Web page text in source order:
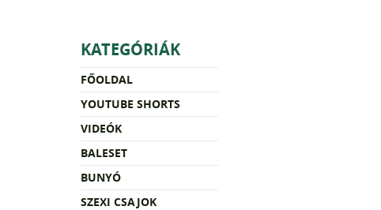
KATEGÓRIÁK
FŐOLDAL
YOUTUBE SHORTS
VIDEÓK
BALESET
BUNYÓ
SZEXI CSAJOK